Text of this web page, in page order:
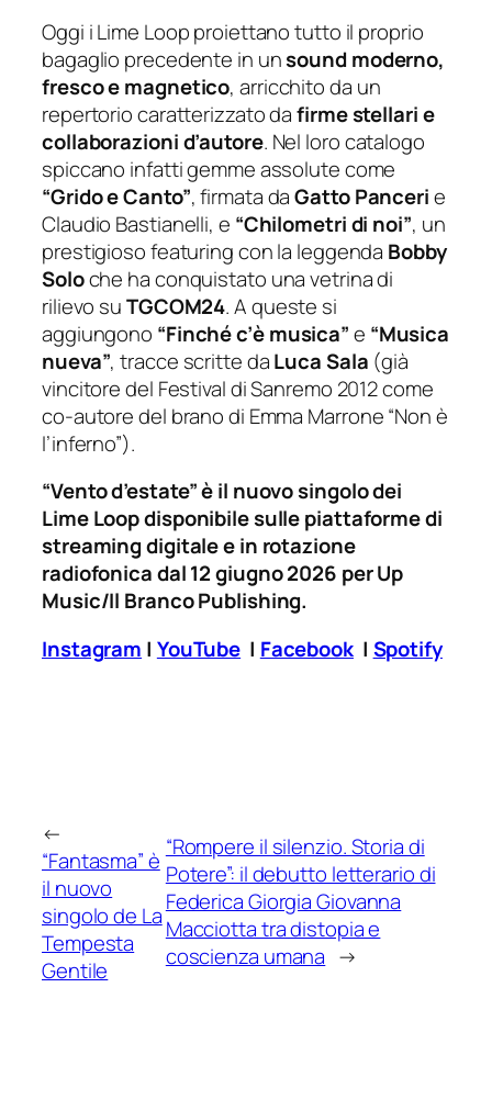
Oggi i Lime Loop proiettano tutto il proprio
bagaglio precedente in unsound moderno,
fresco e magnetico, arricchito da un
repertorio caratterizzato dafirme stellari e
collaborazioni d’autore. Nel loro catalogo
spiccano infatti gemme assolute come
“Grido e Canto”, firmata daGatto Pancerie
Claudio Bastianelli, e “Chilometri di noi”, un
prestigioso featuring con la leggenda Bobby
Soloche ha conquistato una vetrina di
rilievo suTGCOM24. A queste si
aggiungono “Finché c’è musica”e “Musica
nueva”, tracce scritte daLuca Sala (già
vincitore del Festival di Sanremo 2012 come
co-autore del brano di Emma Marrone “Non è
l’inferno”).
“Vento d’estate” è il nuovo singolo dei
Lime Loop disponibile sulle piattaforme di
streaming digitale e in rotazione
radiofonica dal 12 giugno 2026 per Up
Music/Il Branco Publishing.
Instagram | YouTube | Facebook | Spotify
←
“Fantasma” è
il nuovo
singolo de La
Tempesta
Gentile
“Rompere il silenzio. Storia di
Potere”: il debutto letterario di
Federica Giorgia Giovanna
Macciotta tra distopia e
coscienza umana →